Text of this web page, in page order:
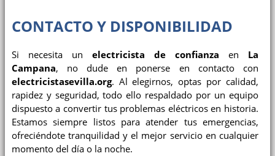
CONTACTO Y DISPONIBILIDAD
Si necesita un electricista de confianza en La
Campana, no dude en ponerse en contacto con
electricistasevilla.org. Al elegirnos, optas por calidad,
rapidez y seguridad, todo ello respaldado por un equipo
dispuesto a convertir tus problemas eléctricos en historia.
Estamos siempre listos para atender tus emergencias,
ofreciéndote tranquilidad y el mejor servicio en cualquier
momento del día o la noche.